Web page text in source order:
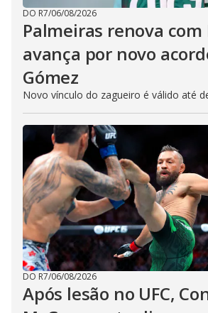
DO R7/06/08/2026
Palmeiras renova
avança por novo
Gómez
Novo vínculo do zagueiro é válido até
DO R7/06/08/2026
Após lesão no UFC,